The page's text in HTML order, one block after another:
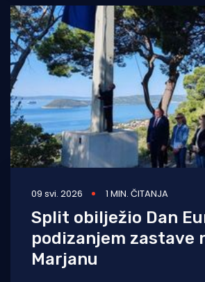
09 svi. 2026 1 MIN. ČITANJA
Split obilježio Dan
podizanjem zastave
Marjanu